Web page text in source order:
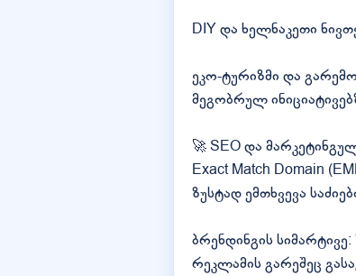
DIY და ხელნაკეთი
ეკო-ტურიზმი და
მეგობრულ
🚀 SEO და
Exact Match Domain
ზუსტად ემთხვევა
ბრენდინგის
რეკლამის გარეშეც